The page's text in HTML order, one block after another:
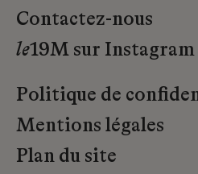
Contactez-nous
le19M sur Instagram
Politique de
Mentions légales
Plan du site